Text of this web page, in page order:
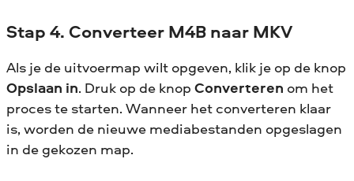
Stap 4. Converteer M4B naar MKV
Als je de uitvoermap wilt opgeven, klik je op de knop
Opslaan in. Druk op de knop Converteren om het
proces te starten. Wanneer het converteren klaar
is, worden de nieuwe mediabestanden opgeslagen
in de gekozen map.